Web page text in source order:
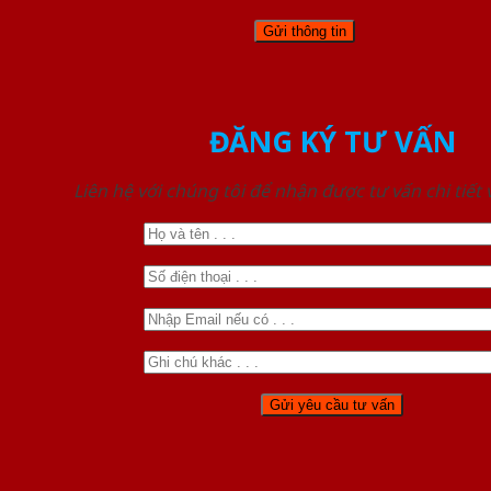
ĐĂNG KÝ TƯ VẤN
Liên hệ với chúng tôi để nhận được tư vấn chi tiết